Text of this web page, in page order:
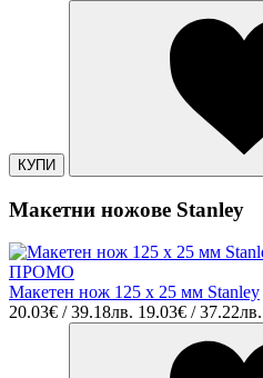
КУПИ
Макетни ножове Stanley
ПРОМО
Макетен нож 125 х 25 мм Stanley
20.03€ / 39.18лв. 19.03€ / 37.22лв.